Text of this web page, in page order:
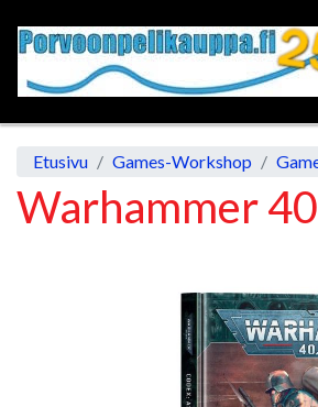
Etusivu Games-Workshop
Warhammer